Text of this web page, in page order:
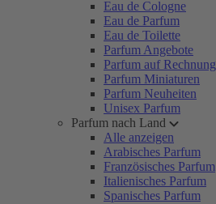
Eau de Cologne
Eau de Parfum
Eau de Toilette
Parfum Angebote
Parfum auf Rechnung
Parfum Miniaturen
Parfum Neuheiten
Unisex Parfum
Parfum nach Land
Alle anzeigen
Arabisches Parfum
Französisches Parfum
Italienisches Parfum
Spanisches Parfum